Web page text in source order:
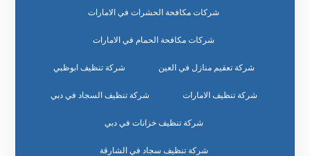
شركات مكافحة الحشرات في الامارات
شركات مكافحة الحمام في الامارات
شركة تعقيم منازل في العين شركة تنظيف ابوظبي
شركة تنظيف الامارات شركة تنظيف السجاد في دبي
شركة تنظيف خزانات في دبي
شركة تنظيف سجاد في الشارقة